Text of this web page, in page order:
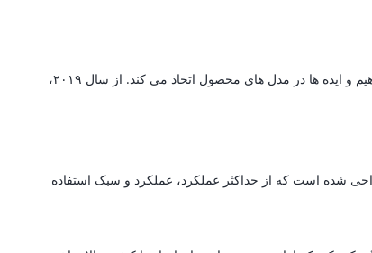
گرین لاین یک برند پیشرو در تولید لوازم جانبی است که مجهز به سیستم تولید پیشرفته با تکنولوژی است که جزئیات پیچیده را با پایه ای قوی برای ارتقای مفاهیم و ایده ها در مدل های محصول اتخاذ می کند. از سال ۲۰۱۹،
شده است که از حداکثر عملکرد، عملکرد و سبک استفاده